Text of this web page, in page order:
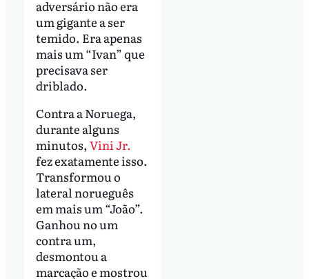
adversário não era
um gigante a ser
temido. Era apenas
mais um “Ivan” que
precisava ser
driblado.
Contra a Noruega,
durante alguns
minutos, Vini Jr.
fez exatamente isso.
Transformou o
lateral norueguês
em mais um “João”.
Ganhou no um
contra um,
desmontou a
marcação e mostrou